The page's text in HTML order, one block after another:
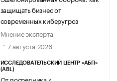
защищать бизнес от
современных киберугроз
Мнение эксперта
7 августа 2026
ИССЛЕДОВАТЕЛЬСКИЙ ЦЕНТР «АБП»
(ABL)